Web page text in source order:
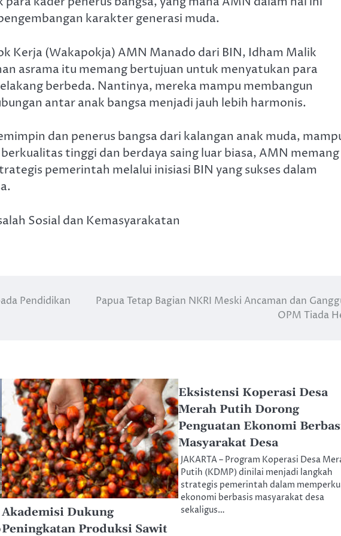
karakter generasi muda.
Kerja (Wakapokja) AMN Manado dari BIN, Idham Malik
asrama itu memang bertujuan untuk menyatukan para
berbeda. Nantinya, mereka mampu membangun
antar anak bangsa menjadi jauh lebih harmonis.
dan penerus bangsa dari kalangan anak muda,
tinggi dan berdaya saing luar biasa, AMN memang
pemerintah melalui inisiasi BIN yang sukses dalam
Sosial dan Kemasyarakatan
Pendidikan
Papua Tetap Bagian NKRI Meski Ancaman dan
OPM Tiada
Akademisi Dukung
Peningkatan Produksi Sawit
Eksistensi Koperasi Desa
Merah Putih Dorong
Penguatan Ekonomi
Masyarakat Desa
JAKARTA – Program Koperasi Desa
Putih (KDMP) dinilai menjadi langkah
strategis pemerintah dalam
ekonomi berbasis masyarakat desa
sekaligus…